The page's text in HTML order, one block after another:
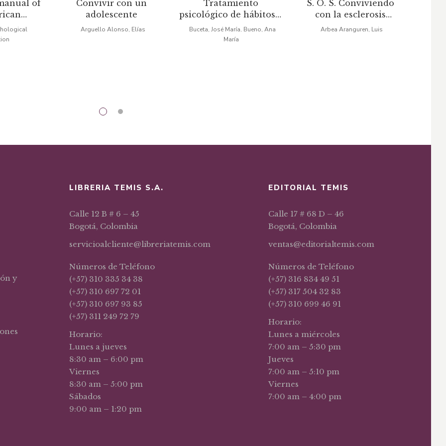
of
precio
actual
Convivir con un
adolescente
precio
original
precio
actual
Arguello Alonso, Elías
Tratamiento
psicológico de hábitos y
enfermedades
precio
original
era:
precio
actual
Buceta, José María, Bueno, Ana
María
S. O. S. Conviviendo
con la esclerosis
múltiple
precio
original
precio
actual
Arbea Aranguren, Luis
y
LIBRERIA TEMIS S.A.
Calle 12 B # 6 – 45
Bogotá, Colombia
servicioalcliente@libreriatemis.com
Números de Teléfono
(+57) 310 335 34 38
(+57) 310 697 72 01
(+57) 310 697 93 85
(+57) 311 249 72 79
Horario:
Lunes a jueves
8:30 am – 6:00 pm
Viernes
8:30 am – 5:00 pm
Sábados
9:00 am – 1:20 pm
EDITORIAL TEMIS
Calle 17 # 68 D – 46
Bogotá, Colombia
ventas@editorialtemis.com
Números de Teléfono
(+57) 316 834 49 51
(+57) 317 504 32 83
(+57) 310 699 46 91
Horario:
Lunes a miércoles
7:00 am – 5:30 pm
Jueves
7:00 am – 5:10 pm
Viernes
7:00 am – 4:00 pm